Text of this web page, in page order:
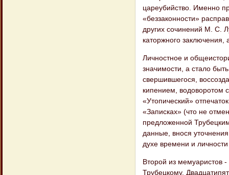
цареубийство. Именно
«беззаконности»
других сочинений М. С.
каторжного
Личностное и
значимости, а стало
свершившегося,
кипением, водоворотом
«Утопический»
«Записках» (что не
предложенной
данные, внося
духе времени и
Второй из мемуаристов
Трубецкому.